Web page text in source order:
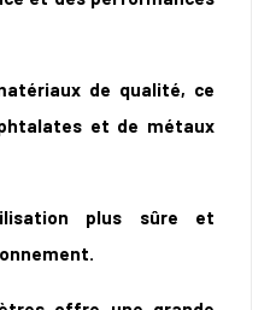
de qualité, ce
et de métaux
plus sûre et